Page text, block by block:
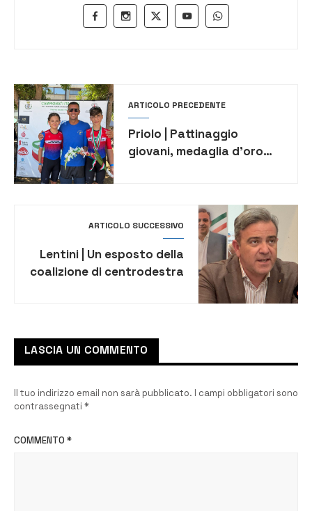
ARTICOLO PRECEDENTE
Priolo | Pattinaggio
giovani, medaglia d’oro
ARTICOLO SUCCESSIVO
Lentini | Un esposto della
coalizione di centrodestra
LASCIA UN COMMENTO
Il tuo indirizzo email non sarà pubblicato. I campi obbligatori sono
contrassegnati *
COMMENTO *